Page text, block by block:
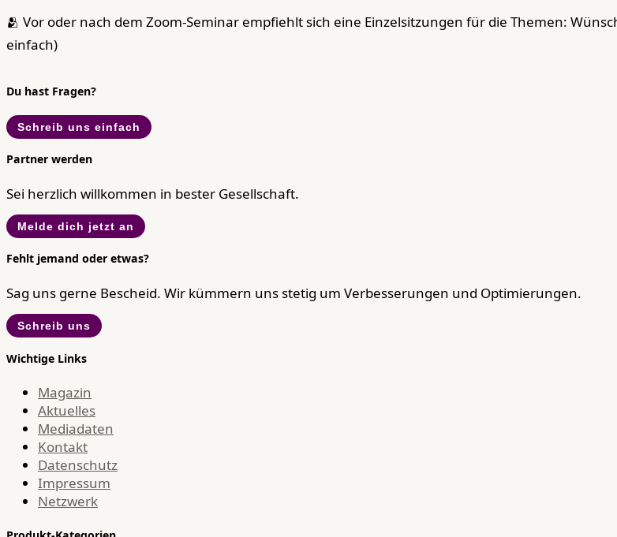
🫂 Vor oder nach dem Zoom-Seminar empfiehlt sich eine Einzelsitzungen für die Themen:
einfach)
Du hast Fragen?
Schreib uns einfach
Partner werden
Sei herzlich willkommen in bester Gesellschaft.
Melde dich jetzt an
Fehlt jemand oder etwas?
Sag uns gerne Bescheid. Wir kümmern uns stetig um Verbesserungen und Optimierungen.
Schreib uns
Wichtige Links
Magazin
Aktuelles
Mediadaten
Kontakt
Datenschutz
Impressum
Netzwerk